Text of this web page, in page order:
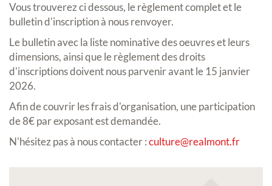
Vous trouverez ci dessous, le règlement complet et le
bulletin d'inscription à nous renvoyer.
Le bulletin avec la liste nominative des oeuvres et leurs
dimensions, ainsi que le règlement des droits
d'inscriptions doivent nous parvenir avant le 15 janvier
2026.
Afin de couvrir les frais d'organisation, une participation
de 8€ par exposant est demandée.
N'hésitez pas à nous contacter :culture@realmont.fr